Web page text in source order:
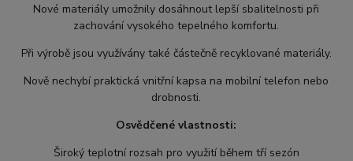
Nové materiály umožnily dosáhnout lepší sbalitelnosti při
zachování vysokého tepelného komfortu.
Při výrobě jsou využívány také částečně recyklované materiály.
Nově nechybí praktická vnitřní kapsa na mobilní telefon nebo
drobnosti.
Osvědčené vlastnosti:
Široký teplotní rozsah pro využití během tří sezón